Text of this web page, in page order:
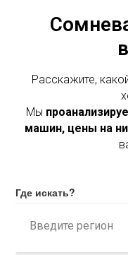
Расскажите,
Мы
машин, цены на
Где искать?